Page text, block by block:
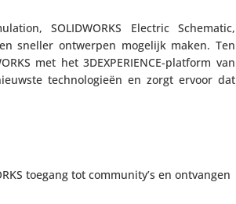
SOLIDWORKS Electric Schematic,
sneller ontwerpen mogelijk maken. Ten
met het 3DEX­PE­RIENCE-platform van
tech­no­lo­gieën en zorgt ervoor dat
toegang tot community’s en ontvangen